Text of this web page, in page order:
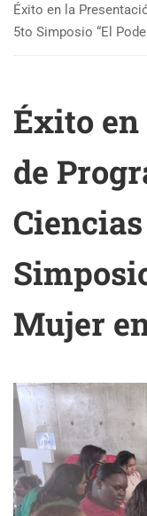
Éxito en la
5to Simposio “El
Éxito
de
Mujer